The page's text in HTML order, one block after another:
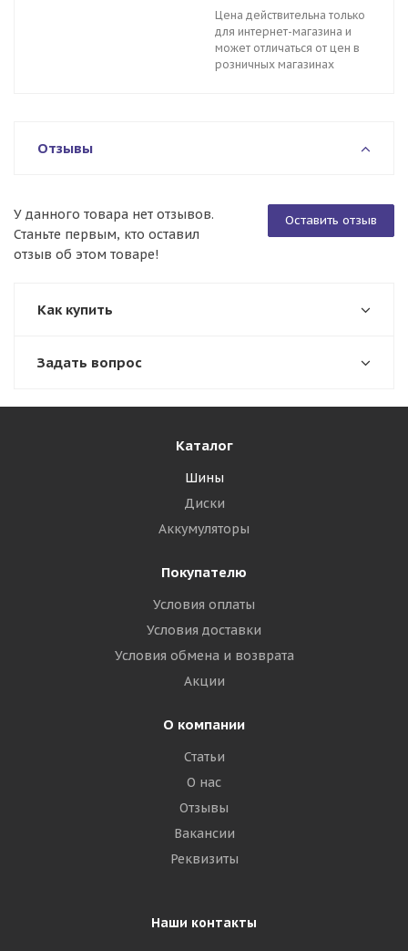
Цена действительна только
для интернет-магазина и
может отличаться от цен в
розничных магазинах
Отзывы
Оставить отзыв
У данного товара нет отзывов.
Станьте первым, кто оставил
отзыв об этом товаре!
Как купить
Задать вопрос
Каталог
Шины
Диски
Аккумуляторы
Покупателю
Условия оплаты
Условия доставки
Условия обмена и возврата
Акции
О компании
Статьи
О нас
Отзывы
Вакансии
Реквизиты
Наши контакты